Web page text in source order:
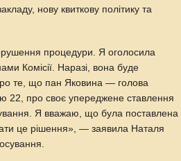
нову квиткову політику та
процедури. Я оголосила
Комісії. Наразі, вона буде
те, що пан Яковина — голова
22, про своє упереджене ставлення
Я вважаю, що була поставлена
це рішення», — заявила Наталя